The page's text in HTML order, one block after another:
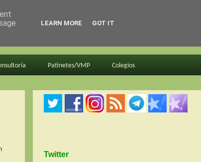
Patinetes/VMP Colegios
Twitter
LEARN MORE GOT IT